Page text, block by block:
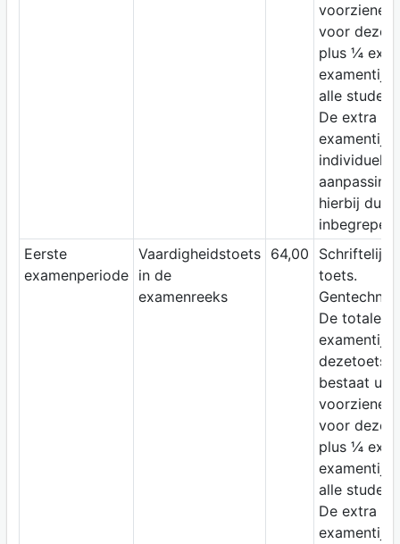
voorziene
voor deze
plus ¼
examentijd
alle
De extra
examentijd
individuele
aanpassing
hierbij dus
inbegrepen.
Eerste
examenperiode
Vaardigheidstoets
in de
examenreeks
64,00
Schriftelijke
toets.
De totale
examentijd
dezetoets
bestaat uit
voorziene
voor deze
plus ¼
examentijd
alle
De extra
examentijd